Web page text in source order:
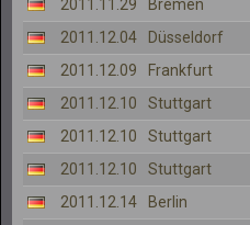
2011.11.29
Bremen
2011.12.04
Düsseldorf
2011.12.09
Frankfurt
2011.12.10
Stuttgart
2011.12.10
Stuttgart
2011.12.10
Stuttgart
2011.12.14
Berlin